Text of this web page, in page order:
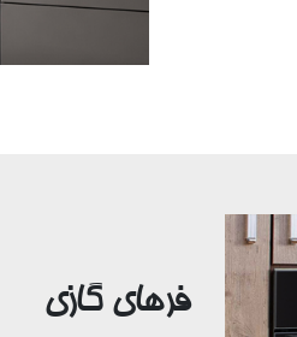
فرهای گازی